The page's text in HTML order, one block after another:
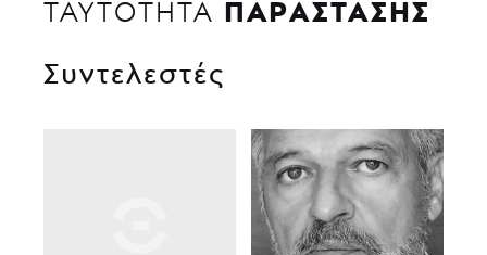
ΤΑΥΤΟΤΗΤΑ ΠΑΡΑΣΤΑΣΗΣ
Συντελεστές